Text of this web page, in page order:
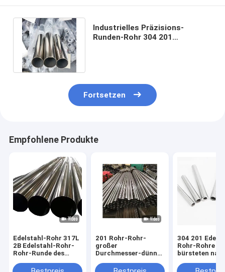
Industrielles Präzisions-
Runden-Rohr 304 201
Fortsetzen
Empfohlene Produkte
Edelstahl-Rohr 317L
2B Edelstahl-Rohr-
Rohr-Runde des
0.5mm-2mm säumte
201 Rohr-Rohr-
großer
Durchmesser-dünner
Schläuche 304 des
304 201
Rohr-Rohre
bürsteten